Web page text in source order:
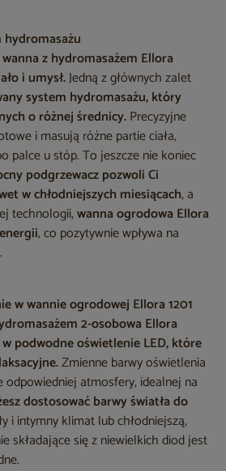
z hydromasażem Ellora
i umysł.Jedną z głównych zalet
system hydromasażu, który
o różnej średnicy.Precyzyjne
i masują różne partie ciała,
palce u stóp. To jeszcze nie koniec
podgrzewacz pozwoli Ci
w chłodniejszych miesiącach, a
technologii,wanna ogrodowa Ellora
, co pozytywnie wpływa na
w wannie ogrodowej Ellora 1201
2-osobowa Ellora
podwodne oświetlenie LED, które
Zmienne barwy oświetlenia
atmosfery, idealnej na
dostosować barwy światła do
i intymny klimat lub chłodniejszą,
składające się z niewielkich diod jest